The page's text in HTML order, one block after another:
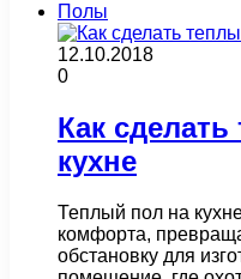
Полы
12.10.2018
0
Как
кухне
Теплый пол на
комфорта,
обстановку для